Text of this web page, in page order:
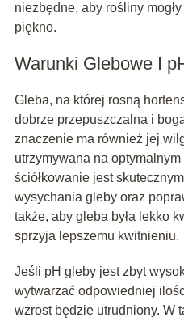
niezbędne, aby rośliny
piękno.
Warunki Glebowe I
Gleba, na której rosną
dobrze przepuszczalna i
znaczenie ma również jej
utrzymywana na
ściółkowanie jest
wysychania gleby oraz
także, aby gleba była lekko
sprzyja lepszemu kwitnieniu.
Jeśli pH gleby jest zbyt
wytwarzać odpowiedniej
wzrost będzie utrudniony. W